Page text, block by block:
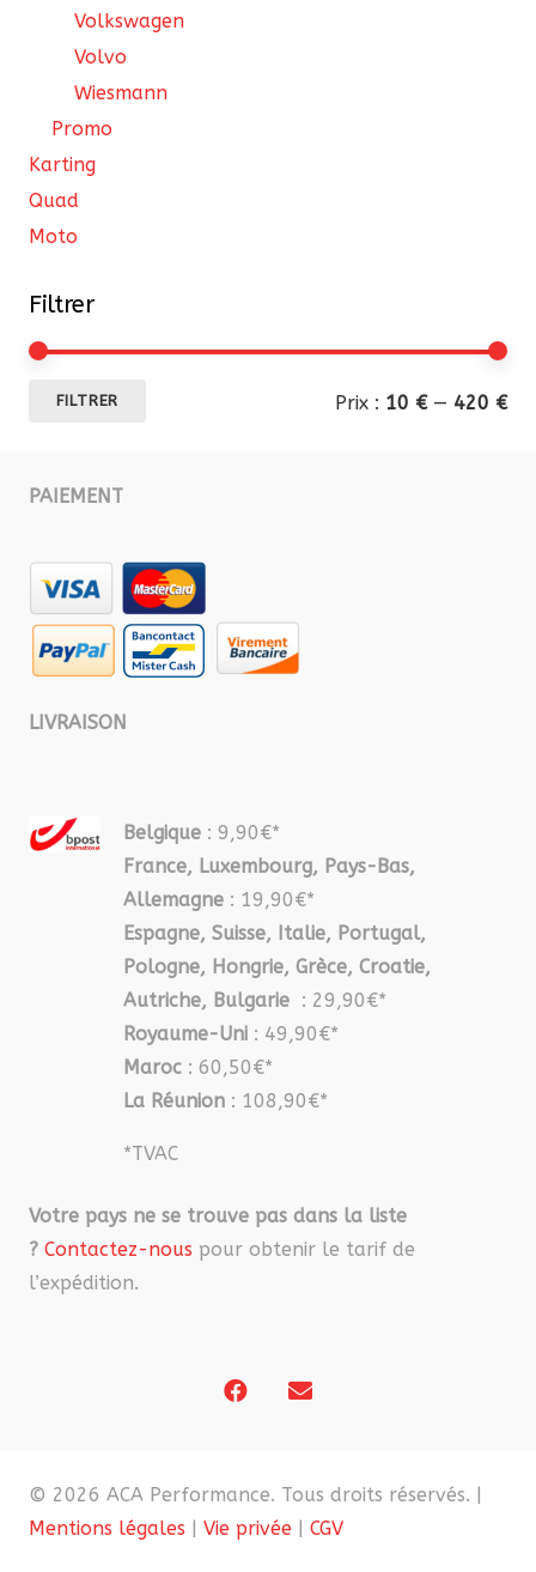
Volkswagen
Volvo
Wiesmann
Promo
Karting
Quad
Moto
Filtrer
FILTRER Prix : 10 €— 420 €
PAIEMENT
LIVRAISON
Belgique : 9,90€*
France, Luxembourg, Pays-Bas,
Allemagne : 19,90€*
Espagne, Suisse, Italie, Portugal,
Pologne, Hongrie, Grèce, Croatie,
Autriche, Bulgarie : 29,90€*
Royaume-Uni : 49,90€*
Maroc : 60,50€*
La Réunion : 108,90€*
*TVAC
Votre pays ne se trouve pas dans la liste
? Contactez-nous pour obtenir le tarif de
l’expédition.
© 2026 ACA Performance. Tous droits réservés. |
Mentions légales | Vie privée | CGV